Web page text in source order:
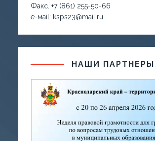
Факс. +7 (861) 255-50-66
е-маil: ksps23@mail.ru
НАШИ ПАРТНЕРЫ